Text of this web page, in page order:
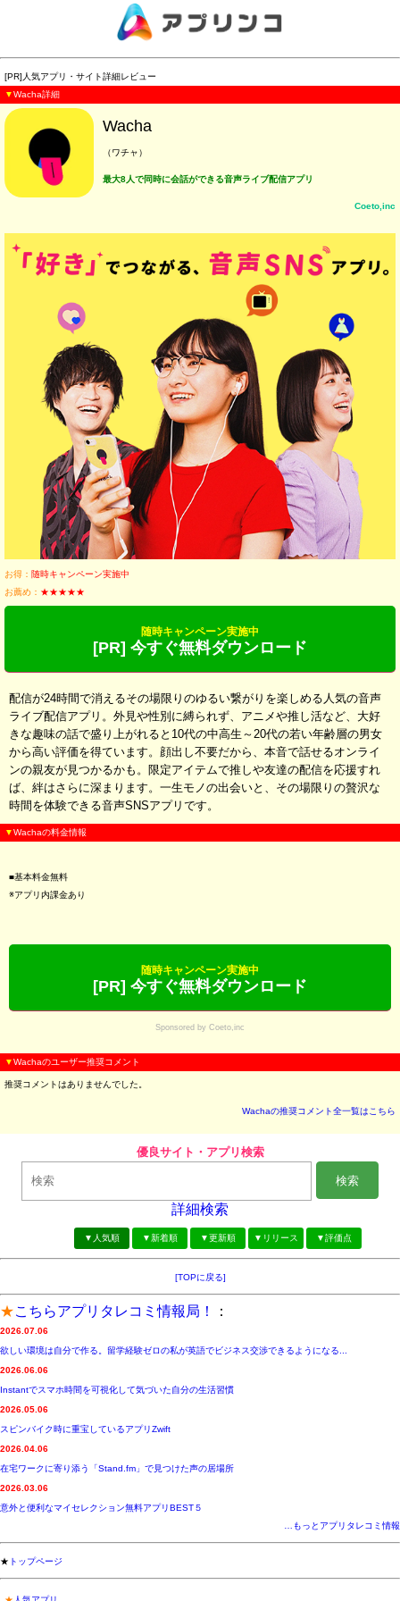
[PR]人気アプリ・サイト詳細レビュー
▼Wacha詳細
Wacha
（ワチャ）
最大8人で同時に会話ができる音声ライブ配信アプリ
Coeto,inc
お得： 随時キャンペーン実施中
お薦め： ★★★★★
随時キャンペーン実施中
[PR] 今すぐ無料ダウンロード
配信が24時間で消えるその場限りのゆるい繋がりを楽しめる人気の音声
ライブ配信アプリ。外見や性別に縛られず、アニメや推し活など、大好
きな趣味の話で盛り上がれると10代の中高生～20代の若い年齢層の男女
から高い評価を得ています。顔出し不要だから、本音で話せるオンライ
ンの親友が見つかるかも。限定アイテムで推しや友達の配信を応援すれ
ば、絆はさらに深まります。一生モノの出会いと、その場限りの贅沢な
時間を体験できる音声SNSアプリです。
▼Wachaの料金情報
■基本料金無料
※アプリ内課金あり
随時キャンペーン実施中
[PR] 今すぐ無料ダウンロード
Sponsored by Coeto,inc
▼Wachaのユーザー推奨コメント
推奨コメントはありませんでした。
Wachaの推奨コメント全一覧はこちら
優良サイト・アプリ検索
検索
詳細検索
▼人気順 ▼新着順 ▼更新順 ▼リリース ▼評価点
[TOPに戻る]
★こちらアプリタレコミ情報局！ ：
2026.07.06
欲しい環境は自分で作る。留学経験ゼロの私が英語でビジネス交渉できるようになる...
2026.06.06
Instantでスマホ時間を可視化して気づいた自分の生活習慣
2026.05.06
スピンバイク時に重宝しているアプリZwift
2026.04.06
在宅ワークに寄り添う「Stand.fm」で見つけた声の居場所
2026.03.06
意外と便利なマイセレクション無料アプリBEST５
…もっとアプリタレコミ情報
★ トップページ